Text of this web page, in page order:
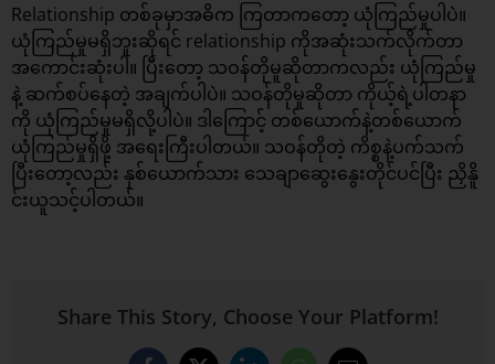
Relationship တစ်ခုမှာအဓိက ကြတာကတော့ ယုံကြည်မှုပါပဲ။
ယုံကြည်မှုမရှိဘူးဆိုရင် relationship ကိုအဆုံးသက်လိုက်တာ
အကောင်းဆုံးပါ။ ပြီးတော့ သဝန်တိုမူဆိုတာကလည်း ယုံကြည်မှု
နဲ့ ဆက်စပ်နေတဲ့ အချက်ပါပဲ။ သဝန်တိုမှုဆိုတာ ကိုယ့်ရဲ့ပါတနာ
ကို ယုံကြည်မှုမရှိလို့ပါပဲ။ ဒါကြောင့် တစ်ယောက်နဲ့တစ်ယောက်
ယုံကြည်မှုရှိဖို့ အရေးကြီးပါတယ်။ သဝန်တိုတဲ့ ကိစ္စနဲ့ပက်သက်
ပြီးတော့လည်း နှစ်ယောက်သား သေချာဆွေးနွေးတိုင်ပင်ပြီး ညှိနိူ
င်းယူသင့်ပါတယ်။
Share This Story, Choose Your Platform!